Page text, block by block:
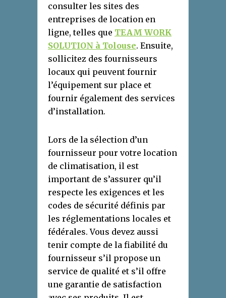
consulter les sites des
entreprises de location en
ligne, telles que TEAM WORK
SOLUTION à Tolouse. Ensuite,
sollicitez des fournisseurs
locaux qui peuvent fournir
l’équipement sur place et
fournir également des services
d’installation.
Lors de la sélection d’un
fournisseur pour votre location
de climatisation, il est
important de s’assurer qu’il
respecte les exigences et les
codes de sécurité définis par
les réglementations locales et
fédérales. Vous devez aussi
tenir compte de la fiabilité du
fournisseur s’il propose un
service de qualité et s’il offre
une garantie de satisfaction